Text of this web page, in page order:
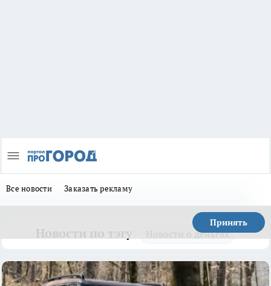
Все новости Заказать рекламу
Принять
Новости о деньгах